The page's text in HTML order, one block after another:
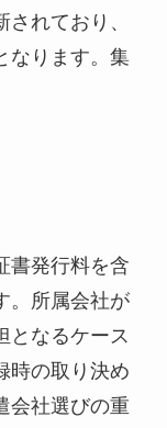
れており、
なります。集
書発行料を含
。所属会社が
となるケース
時の取り決め
会社選びの重